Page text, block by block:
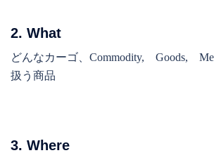
2. What
どんなカーゴ、Commodity, Goods,
扱う商品
3. Where